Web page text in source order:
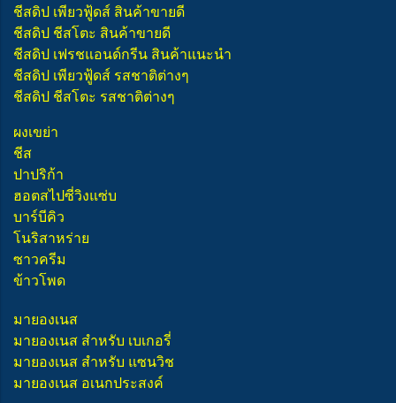
ชีสดิป เพียวฟู้ดส์ สินค้าขายดี
ชีสดิป ชีสโตะ สินค้าขายดี
ชีสดิป เฟรชแอนด์กรีน สินค้าแนะนำ
ชีสดิป เพียวฟู้ดส์ รสชาติต่างๆ
ชีสดิป ชีสโตะ รสชาติต่างๆ
ผงเขย่า
ชีส
ปาปริก้า
ฮอตสไปซี่วิงแซ่บ
บาร์บีคิว
โนริสาหร่าย
ซาวครีม
ข้าวโพด
มายองเนส
มายองเนส สำหรับ เบเกอรี่
มายองเนส สำหรับ แซนวิช
มายองเนส อเนกประสงค์